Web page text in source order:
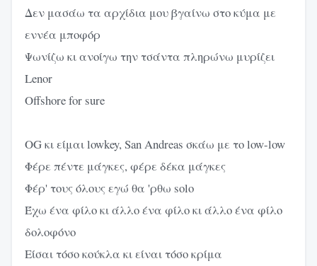
Δεν μασάω τα αρχίδια μου βγαίνω στο κύμα με
εννέα μποφόρ
Ψωνίζω κι ανοίγω την τσάντα πληρώνω μυρίζει
Lenor
Offshore for sure
OG κι είμαι lowkey, San Andreas σκάω με το low-low
Φέρε πέντε μάγκες, φέρε δέκα μάγκες
Φέρ' τους όλους εγώ θα 'ρθω solo
Έχω ένα φίλο κι άλλο ένα φίλο κι άλλο ένα φίλο
δολοφόνο
Είσαι τόσο κούκλα κι είναι τόσο κρίμα